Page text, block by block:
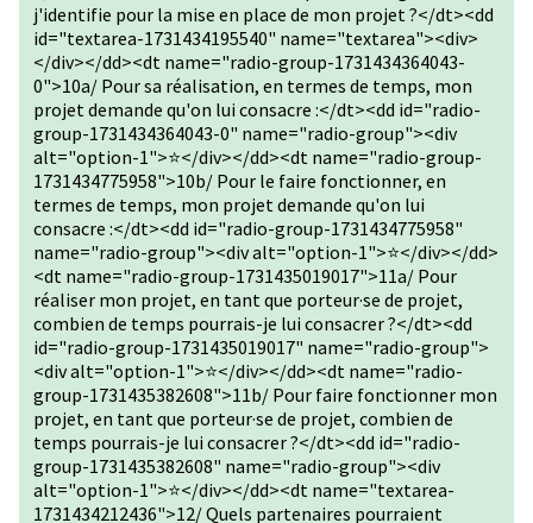
j'identifie pour la mise en place de mon projet ?</dt><dd
id="textarea-1731434195540" name="textarea"><div>
</div></dd><dt name="radio-group-1731434364043-
0">10a/ Pour sa réalisation, en termes de temps, mon
projet demande qu'on lui consacre :</dt><dd id="radio-
group-1731434364043-0" name="radio-group"><div
alt="option-1">⭐</div></dd><dt name="radio-group-
1731434775958">10b/ Pour le faire fonctionner, en
termes de temps, mon projet demande qu'on lui
consacre :</dt><dd id="radio-group-1731434775958"
name="radio-group"><div alt="option-1">⭐</div></dd>
<dt name="radio-group-1731435019017">11a/ Pour
réaliser mon projet, en tant que porteur·se de projet,
combien de temps pourrais-je lui consacrer ?</dt><dd
id="radio-group-1731435019017" name="radio-group">
<div alt="option-1">⭐</div></dd><dt name="radio-
group-1731435382608">11b/ Pour faire fonctionner mon
projet, en tant que porteur·se de projet, combien de
temps pourrais-je lui consacrer ?</dt><dd id="radio-
group-1731435382608" name="radio-group"><div
alt="option-1">⭐</div></dd><dt name="textarea-
1731434212436">12/ Quels partenaires pourraient